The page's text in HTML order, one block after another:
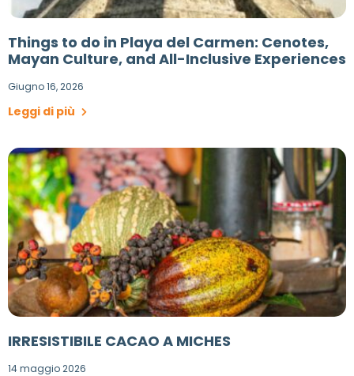
Things to do in Playa del Carmen: Cenotes,
Mayan Culture, and All-Inclusive Experiences
Giugno 16, 2026
Leggi di più
IRRESISTIBILE CACAO A MICHES
14 maggio 2026